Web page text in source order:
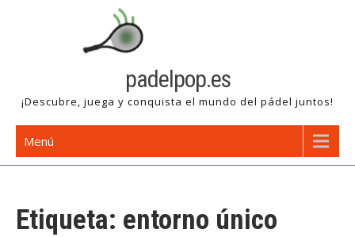
padelpop.es
¡Descubre, juega y conquista el mundo del pádel juntos!
Menú
Etiqueta: entorno único